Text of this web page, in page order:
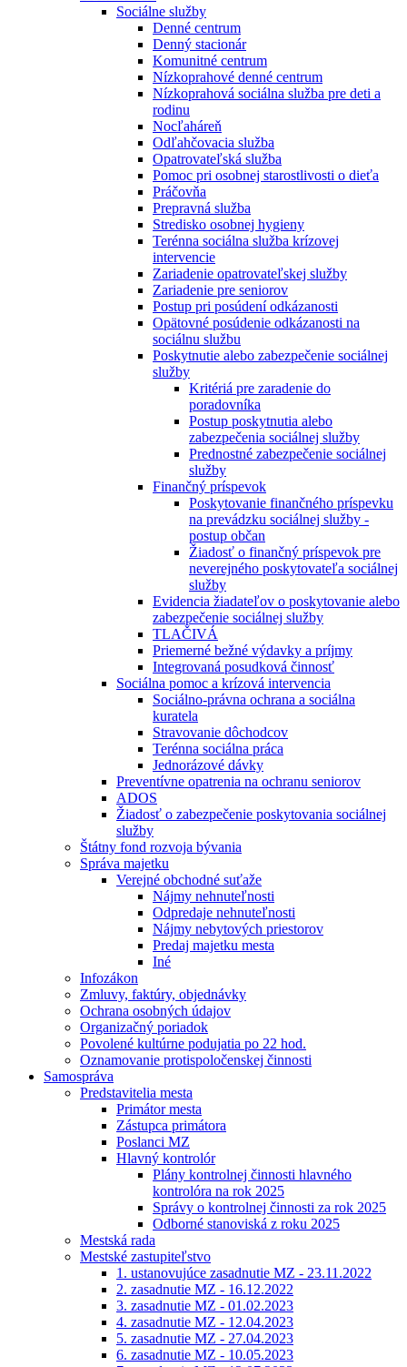
Sociálne služby
Denné centrum
Denný stacionár
Komunitné centrum
Nízkoprahové denné centrum
Nízkoprahová sociálna služba pre deti a
rodinu
Nocľaháreň
Odľahčovacia služba
Opatrovateľská služba
Pomoc pri osobnej starostlivosti o dieťa
Práčovňa
Prepravná služba
Stredisko osobnej hygieny
Terénna sociálna služba krízovej
intervencie
Zariadenie opatrovateľskej služby
Zariadenie pre seniorov
Postup pri posúdení odkázanosti
Opätovné posúdenie odkázanosti na
sociálnu službu
Poskytnutie alebo zabezpečenie sociálnej
služby
Kritériá pre zaradenie do
poradovníka
Postup poskytnutia alebo
zabezpečenia sociálnej služby
Prednostné zabezpečenie sociálnej
služby
Finančný príspevok
Poskytovanie finančného príspevku
na prevádzku sociálnej služby -
postup občan
Žiadosť o finančný príspevok pre
neverejného poskytovateľa sociálnej
služby
Evidencia žiadateľov o poskytovanie alebo
zabezpečenie sociálnej služby
TLAČIVÁ
Priemerné bežné výdavky a príjmy
Integrovaná posudková činnosť
Sociálna pomoc a krízová intervencia
Sociálno-právna ochrana a sociálna
kuratela
Stravovanie dôchodcov
Terénna sociálna práca
Jednorázové dávky
Preventívne opatrenia na ochranu seniorov
ADOS
Žiadosť o zabezpečenie poskytovania sociálnej
služby
Štátny fond rozvoja bývania
Správa majetku
Verejné obchodné suťaže
Nájmy nehnuteľnosti
Odpredaje nehnuteľnosti
Nájmy nebytových priestorov
Predaj majetku mesta
Iné
Infozákon
Zmluvy, faktúry, objednávky
Ochrana osobných údajov
Organizačný poriadok
Povolené kultúrne podujatia po 22 hod.
Oznamovanie protispoločenskej činnosti
Samospráva
Predstavitelia mesta
Primátor mesta
Zástupca primátora
Poslanci MZ
Hlavný kontrolór
Plány kontrolnej činnosti hlavného
kontrolóra na rok 2025
Správy o kontrolnej činnosti za rok 2025
Odborné stanoviská z roku 2025
Mestská rada
Mestské zastupiteľstvo
1. ustanovujúce zasadnutie MZ - 23.11.2022
2. zasadnutie MZ - 16.12.2022
3. zasadnutie MZ - 01.02.2023
4. zasadnutie MZ - 12.04.2023
5. zasadnutie MZ - 27.04.2023
6. zasadnutie MZ - 10.05.2023